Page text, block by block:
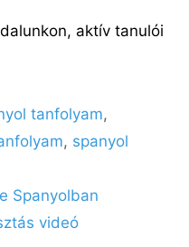
aktív tanulói
tanfolyam,
, spanyol
Spanyolban
videó